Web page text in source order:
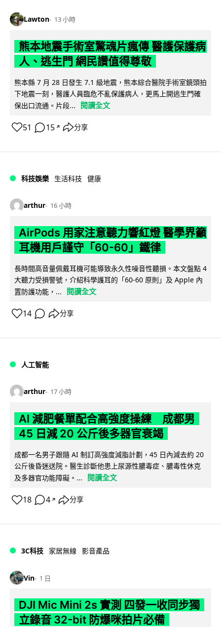
Lawton 13 小時
熊本地震手術室驚魂片瘋傳 醫護保護病
人、逃生門 網民讚值得尊敬
熊本縣 7 月 28 日發生 7.1 級地震，熊本綜合醫院手術室鏡頭拍
下地震一刻，醫護人員臨危不亂保護病人，更馬上開逃生門確
保出口流通。片段...
閱讀全文
51 15 ↗ 分享
科技娛樂 生活科技 健康
arthur 16 小時
AirPods 用家注意聽力響紅燈 醫學界籲
耳機用戶謹守「60-60」鐵律
長時間高音量佩戴耳機可能導致永久性噪音性聽損。本文盤點 4
大聽力受損警號，介紹科學護耳的「60-60 原則」及 Apple 內
置防護功能，...
閱讀全文
14 分享
人工智能
arthur 17 小時
AI 減肥餐單配合高強度操練 成都男
45 日減 20 公斤後多器官衰竭
成都一名男子跟隨 AI 制訂高強度減脂計劃，45 日內減去約 20
公斤後昏迷送院。醫生診斷他患上尿源性膿毒症、膿毒性休克
及多器官功能障礙。...
閱讀全文
18 4 ↗ 分享
3C科技 家居無線 影音產品
Vin 1 日
DJI Mic Mini 2s 實測 四發一收同步獨
立錄音 32-bit 防爆咪拍片必備